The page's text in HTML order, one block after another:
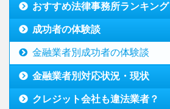
おすすめ法律事務所ランキング
成功者の体験談
金融業者別成功者の体験談
金融業者別対応状況・現状
クレジット会社も違法業者？